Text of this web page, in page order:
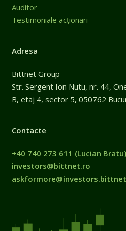
Auditor
Testimoniale acționari
Adresa
Bittnet Group
Str. Sergent Ion Nutu, nr. 44,
B, etaj 4, sector 5, 050762
Contacte
+40 740 273 611 (Lucian Bratu)
investors@bittnet.ro